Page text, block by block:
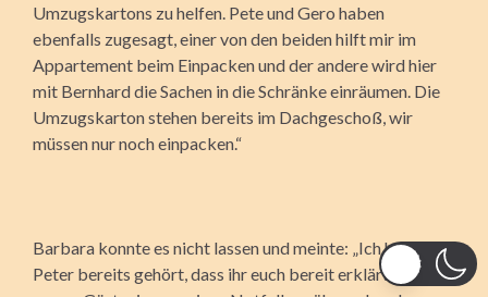
Umzugskartons zu helfen. Pete und Gero haben
ebenfalls zugesagt, einer von den beiden hilft mir im
Appartement beim Einpacken und der andere wird hier
mit Bernhard die Sachen in die Schränke einräumen. Die
Umzugskarton stehen bereits im Dachgeschoß, wir
müssen nur noch einpacken.“
Barbara konnte es nicht lassen und meinte: „Ich habe von
Peter bereits gehört, dass ihr euch bereit erklärt habt, in